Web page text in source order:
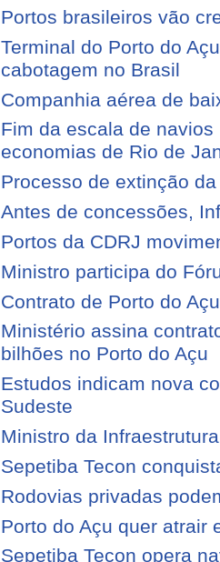
Portos brasileiros vão
Terminal do Porto do
cabotagem no Brasil
Companhia aérea de
Fim da escala de
economias de Rio de
Processo de extinção
Antes de concessões,
Portos da CDRJ
Ministro participa do
Contrato de Porto do
Ministério assina
bilhões no Porto do Açu
Estudos indicam nova
Sudeste
Ministro da
Sepetiba Tecon
Rodovias privadas
Porto do Açu quer atrair
Sepetiba Tecon opera